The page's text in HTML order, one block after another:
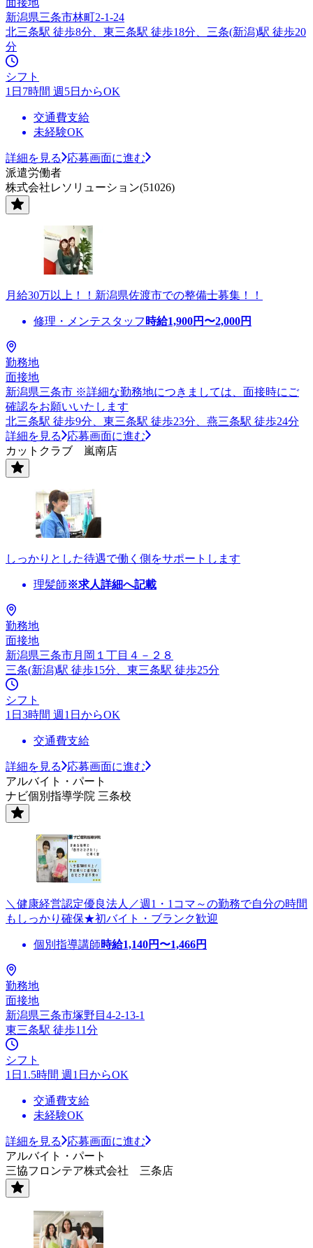
新潟県三条市林町2-1-24
北三条駅 徒歩8分、東三条駅 徒歩18分、三条(新潟)駅 徒歩20
分
シフト
1日7時間 週5日からOK
交通費支給
未経験OK
詳細を見る
応募画面に進む
派遣労働者
株式会社レソリューション(51026)
月給30万以上！！新潟県佐渡市での整備士募集！！
修理・メンテスタッフ 時給1,900円〜2,000円
勤務地
面接地
新潟県三条市 ※詳細な勤務地につきましては、面接時にご
確認をお願いいたします
北三条駅 徒歩9分、東三条駅 徒歩23分、燕三条駅 徒歩24分
詳細を見る
応募画面に進む
カットクラブ 嵐南店
しっかりとした待遇で働く側をサポートします
理髪師※求人詳細へ記載
勤務地
面接地
新潟県三条市月岡１丁目４－２８
三条(新潟)駅 徒歩15分、東三条駅 徒歩25分
シフト
1日3時間 週1日からOK
交通費支給
詳細を見る
応募画面に進む
アルバイト・パート
ナビ個別指導学院 三条校
＼健康経営認定優良法人／週1・1コマ～の勤務で自分の時間
もしっかり確保★初バイト・ブランク歓迎
個別指導講師時給1,140円〜1,466円
勤務地
面接地
新潟県三条市塚野目4-2-13-1
東三条駅 徒歩11分
シフト
1日1.5時間 週1日からOK
交通費支給
未経験OK
詳細を見る
応募画面に進む
アルバイト・パート
三協フロンテア株式会社 三条店